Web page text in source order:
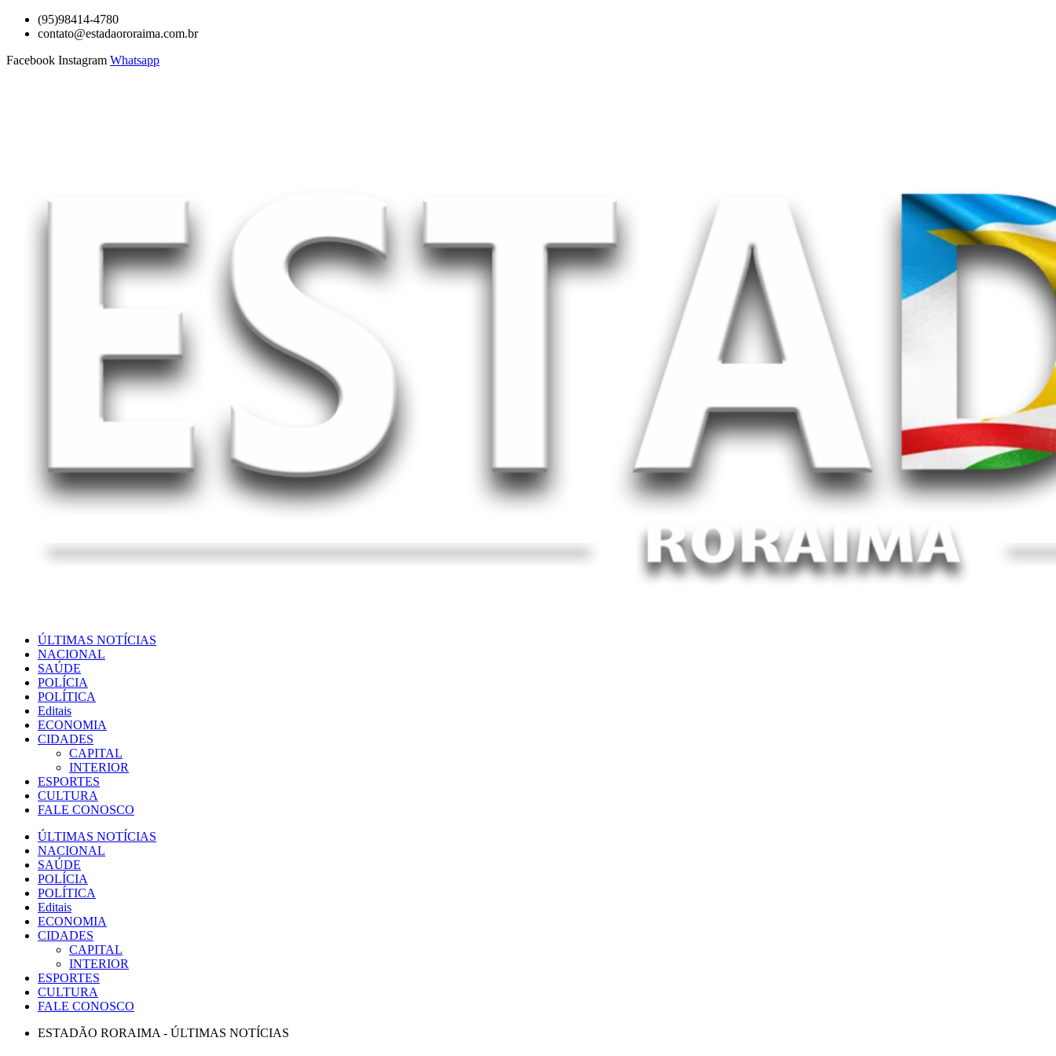
para
conteúdo
(95)98414-4780
contato@estadaororaima.com.br
Facebook Instagram Whatsapp
ÚLTIMAS NOTÍCIAS
NACIONAL
SAÚDE
POLÍCIA
POLÍTICA
Editais
ECONOMIA
CIDADES
CAPITAL
INTERIOR
ESPORTES
CULTURA
FALE CONOSCO
ÚLTIMAS NOTÍCIAS
NACIONAL
SAÚDE
POLÍCIA
POLÍTICA
Editais
ECONOMIA
CIDADES
CAPITAL
INTERIOR
ESPORTES
CULTURA
FALE CONOSCO
ESTADÃO RORAIMA - ÚLTIMAS NOTÍCIAS